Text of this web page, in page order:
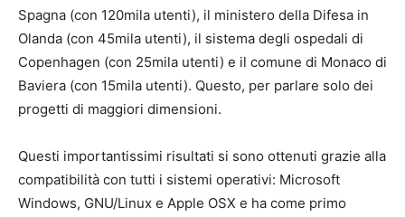
Spagna (con 120mila utenti), il ministero della Difesa in
Olanda (con 45mila utenti), il sistema degli ospedali di
Copenhagen (con 25mila utenti) e il comune di Monaco di
Baviera (con 15mila utenti). Questo, per parlare solo dei
progetti di maggiori dimensioni.
Questi importantissimi risultati si sono ottenuti grazie alla
compatibilità con tutti i sistemi operativi: Microsoft
Windows, GNU/Linux e Apple OSX e ha come primo